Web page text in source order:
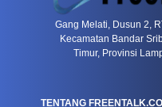
Gang Melati, Dusun 2,
Kecamatan Bandar
Timur, Provinsi
TENTANG